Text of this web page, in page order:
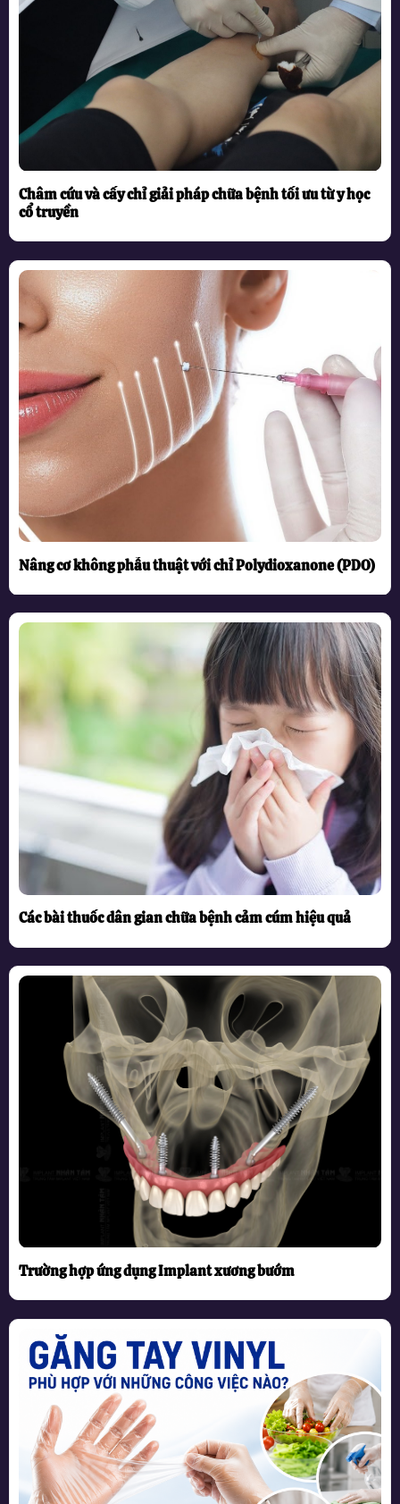
Châm cứu và cấy chỉ giải pháp chữa bệnh tối ưu từ y học
cổ truyền
Nâng cơ không phẫu thuật với chỉ Polydioxanone (PDO)
Các bài thuốc dân gian chữa bệnh cảm cúm hiệu quả
Trường hợp ứng dụng Implant xương bướm